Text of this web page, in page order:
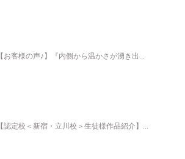
【お客様の声♪】『内側から温かさが湧き出...
【認定校＜新宿・立川校＞生徒様作品紹介】...